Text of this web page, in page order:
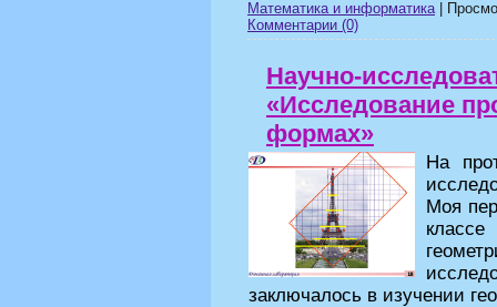
Математика и информатика|
Комментарии (0)
Научно-
«Исследование
формах»
На
Моя
заключалось в изучении